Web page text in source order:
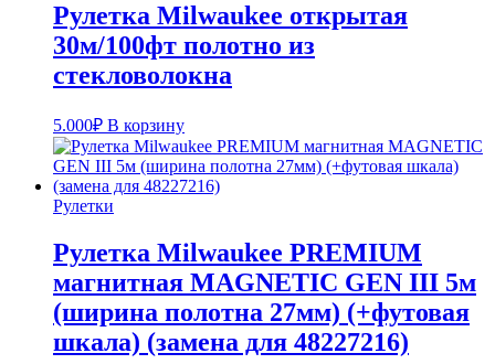
Рулетка Milwaukee открытая
30м/100фт полотно из
стекловолокна
5.000₽ В корзину
Рулетки
Рулетка Milwaukee PREMIUM
магнитная MAGNETIC GEN III 5м
(ширина полотна 27мм) (+футовая
шкала) (замена для 48227216)